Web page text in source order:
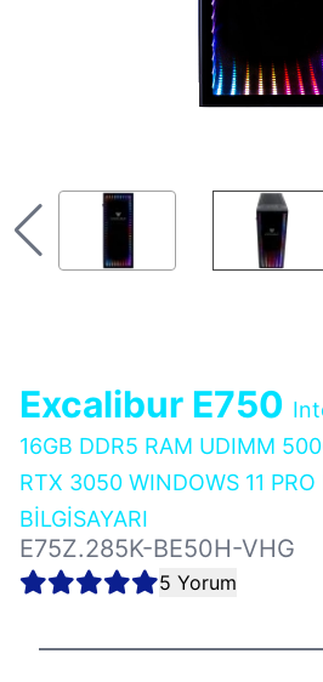
Excalibur E750
16GB DDR5 RAM UDIMM
RTX 3050 WINDOWS 11
BİLGİSAYARI
E75Z.285K-BE50H-VHG
5 Yorum